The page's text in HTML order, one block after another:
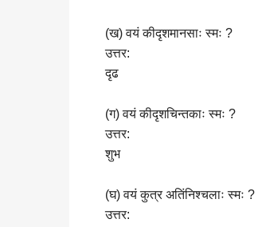
(ख) वयं कीदृशमानसाः स्मः ?
उत्तर:
दृढ
(ग) वयं कीदृशचिन्तकाः स्मः ?
उत्तर:
शुभ
(घ) वयं कुत्र अतिंनिश्चलाः स्मः ?
उत्तर: